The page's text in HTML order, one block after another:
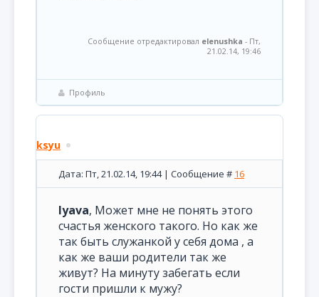
Сообщение отредактировал elenushka - Пт,
21.02.14, 19:46
Профиль
ksyu
Дата: Пт, 21.02.14, 19:44 | Сообщение # 16
lyava, Может мне не понять этого
счастья женского такого. Но как же
так быть служанкой у себя дома , а
как же ваши родители так же
живут? На минуту забегать если
гости пришли к мужу?